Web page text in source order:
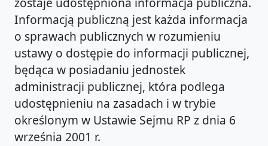
Informacją publiczną jest każda informacja
o sprawach publicznych w rozumieniu
ustawy o dostępie do informacji publicznej,
będąca w posiadaniu jednostek
administracji publicznej, która podlega
udostępnieniu na zasadach i w trybie
określonym w Ustawie Sejmu RP z dnia 6
września 2001 r.